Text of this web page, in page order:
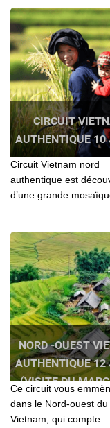
pour vos séjours
CIRCUIT
AUTHENTIQUE 10
Circuit Vietnam nord
authentique est
d’une grande
NORD -OUEST
AUTHENTIQUE 12
(VISITE DU
L’AMOUR MOC
Ce circuit vous
dans le Nord-ouest du
Vietnam, qui compte